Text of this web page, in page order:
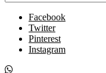
Facebook
Twitter
Pinterest
Instagram